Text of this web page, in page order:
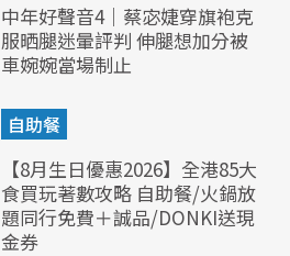
中年好聲音4｜蔡宓婕穿旗袍克
服晒腿迷暈評判 伸腿想加分被
車婉婉當場制止
自助餐
【8月生日優惠2026】全港85大
食買玩著數攻略 自助餐/火鍋放
題同行免費＋誠品/DONKI送現
金券